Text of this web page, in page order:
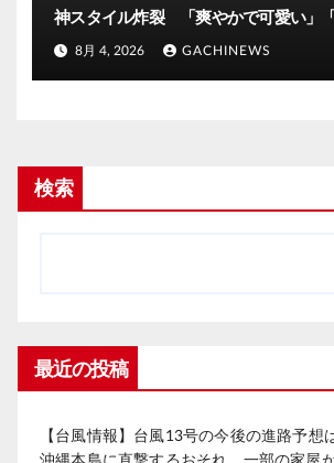
神スタイル炸裂 「爽やかで可愛い」
合い」(J-CASTニュース)
8月 4, 2026 GACHINEWS
検索
最近の投稿
【台風情報】台風13号の今後の進路予